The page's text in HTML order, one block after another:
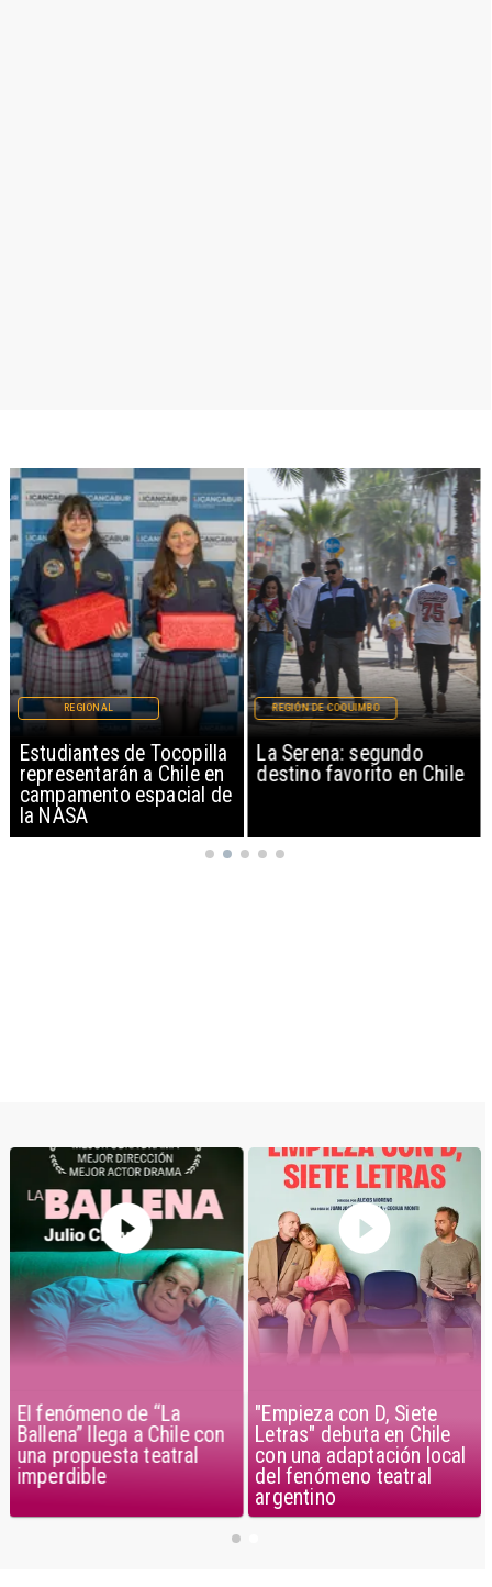
Estudiantes de Tocopilla
representarán a Chile en
campamento espacial de
la NASA
REGIONAL
La Serena: segundo
destino favorito en Chile
REGIÓN DE COQUIMBO
El fenómeno de “La
Ballena” llega a Chile con
una propuesta teatral
imperdible
"Empieza con D, Siete
Letras" debuta en Chile
con una adaptación local
del fenómeno teatral
argentino